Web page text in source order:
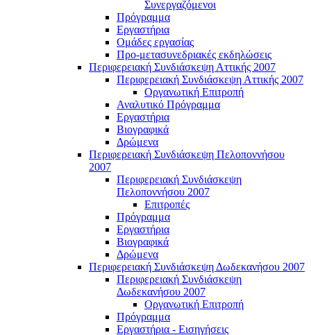
Συνεργαζόμενοι
Πρόγραμμα
Εργαστήρια
Ομάδες εργασίας
Προ-μετασυνεδριακές εκδηλώσεις
Περιφερειακή Συνδιάσκεψη Αττικής 2007
Περιφερειακή Συνδιάσκεψη Αττικής 2007
Οργανωτική Επιτροπή
Αναλυτικό Πρόγραμμα
Εργαστήρια
Βιογραφικά
Δρώμενα
Περιφερειακή Συνδιάσκεψη Πελοποννήσου
2007
Περιφερειακή Συνδιάσκεψη
Πελοποννήσου 2007
Επιτροπές
Πρόγραμμα
Εργαστήρια
Βιογραφικά
Δρώμενα
Περιφερειακή Συνδιάσκεψη Δωδεκανήσου 2007
Περιφερειακή Συνδιάσκεψη
Δωδεκανήσου 2007
Οργανωτική Επιτροπή
Πρόγραμμα
Εργαστήρια - Εισηγήσεις